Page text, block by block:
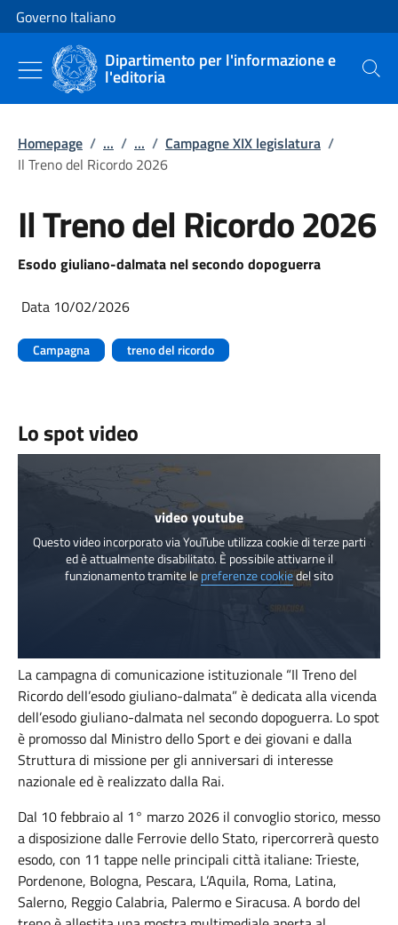
Vai al contenuto
Vai alla navigazione del sito
Governo Italiano
Dipartimento per l'informazione e
l'editoria Cerca
Homepage / ... / ... / Campagne XIX legislatura /
Il Treno del Ricordo 2026
Il Treno del Ricordo 2026
Esodo giuliano-dalmata nel secondo dopoguerra
Data 10/02/2026
Campagna treno del ricordo
Lo spot video
video youtube
Questo video incorporato via YouTube utilizza cookie di terze parti
ed è attualmente disabilitato. È possibile attivarne il
funzionamento tramite le preferenze cookiedel sito
La campagna di comunicazione istituzionale “Il Treno del
Ricordo dell’esodo giuliano-dalmata” è dedicata alla vicenda
dell’esodo giuliano-dalmata nel secondo dopoguerra. Lo spot
è promosso dal Ministro dello Sport e dei giovani e dalla
Struttura di missione per gli anniversari di interesse
nazionale ed è realizzato dalla Rai.
Dal 10 febbraio al 1° marzo 2026 il convoglio storico, messo
a disposizione dalle Ferrovie dello Stato, ripercorrerà questo
esodo, con 11 tappe nelle principali città italiane: Trieste,
Pordenone, Bologna, Pescara, L’Aquila, Roma, Latina,
Salerno, Reggio Calabria, Palermo e Siracusa. A bordo del